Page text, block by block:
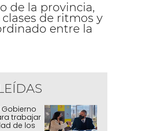
de la provincia,
de ritmos y
entre la
trabajar
de los